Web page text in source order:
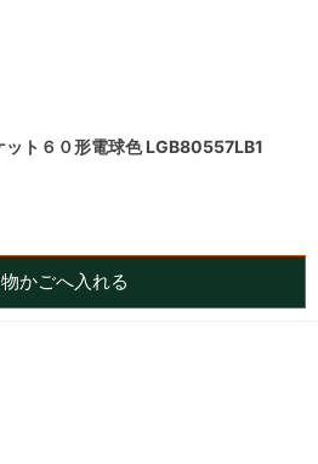
ット６０形電球色 LGB80557LB1
かごへ入れる